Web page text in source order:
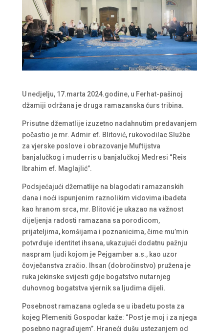
U nedjelju, 17.marta 2024.godine, u Ferhat-pašinoj
džamiji održana je druga ramazanska ćurs tribina.
Prisutne džematlije izuzetno nadahnutim predavanjem
počastio je mr. Admir ef. Blitović, rukovodilac Službe
za vjerske poslove i obrazovanje Muftijstva
banjalučkog i muderris u banjalučkoj Medresi “Reis
Ibrahim ef. Maglajlić”.
Podsjećajući džematlije na blagodati ramazanskih
dana i noći ispunjenim raznolikim vidovima ibadeta
kao hranom srca, mr. Blitović je ukazao na važnost
dijeljenja radosti ramazana sa porodicom,
prijateljima, komšijama i poznanicima, čime mu’min
potvrđuje identitet ihsana, ukazujući dodatnu pažnju
naspram ljudi kojom je Pejgamber a.s., kao uzor
čovječanstva zračio. Ihsan (dobročinstvo) pružena je
ruka jekinske svijesti gdje bogatstvo nutarnjeg
duhovnog bogatstva vjernik sa ljudima dijeli.
Posebnost ramazana ogleda se u ibadetu posta za
kojeg Plemeniti Gospodar kaže: “Post je moj i za njega
posebno nagrađujem”. Hraneći dušu ustezanjem od